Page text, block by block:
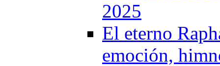
2025
El eterno
emoción,